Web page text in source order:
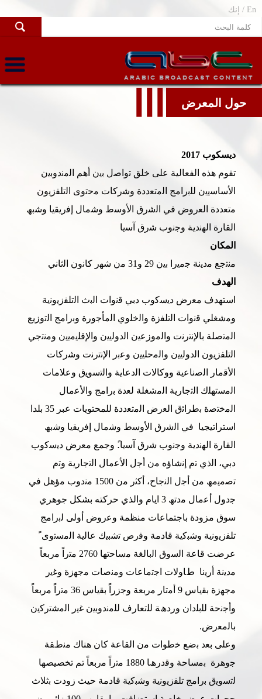
En / إنك
حول المعرض
ديسكوب 2017
تقوم هذه الفعالية على خلق ﺗواﺻل ﺑﯾن أھم اﻟﻣﻧدوﺑﯾن
اﻷﺳﺎﺳﯾﯾن ﻟﻠﺑراﻣﺞ اﻟﻣﺗﻌددة وﺷرﻛﺎت ﻣﺣﺗوى اﻟﺗﻠﻔزﯾون
ﻣﺗﻌددة اﻟﻌروض ﻓﻲ اﻟﺷرق اﻷوﺳط وﺷﻣﺎل إﻓرﯾﻘﯾﺎ وﺷﺑﮫ
اﻟﻘﺎرة اﻟﮭﻧدﯾﺔ وﺟﻧوب ﺷرق آﺳﯾﺎ
المكان
ﻣﻧﺗﺟﻊ ﻣدﯾﻧﺔ ﺟﻣﯾرا ﺑﯾن 29 و31 ﻣن ﺷﮭر ﻛﺎﻧون اﻟﺛﺎﻧﻲ
الهدف
استهدف ﻣﻌرض دﯾﺳﻛوب دﺑﻲ ﻗﻧوات اﻟﺑث اﻟﺗﻠﻔزﯾوﻧﯾﺔ
وﻣﺷﻐﻠﻲ ﻗﻧوات اﻟﺗﻠﻔزة واﻟﺧﻠوي اﻟﻣﺄﺟورة وﺑراﻣﺞ اﻟﺗوزﯾﻊ
اﻟﻣﺗﺻﻠﺔ ﺑﺎﻹﻧﺗرﻧت واﻟﻣوزﻋﯾن اﻟدوﻟﯾﯾن واﻹﻗﻠﯾﻣﯾﯾن وﻣﻧﺗﺟﻲ
اﻟﺗﻠﻔزﯾون اﻟدوﻟﯾﯾن واﻟﻣﺣﻠﯾﯾن وﻋﺑر اﻹﻧﺗرﻧت وﺷرﻛﺎت
اﻷﻗﻣﺎر اﻟﺻﻧﺎﻋﯾﺔ ووﻛﺎﻻت اﻟدﻋﺎﯾﺔ واﻟﺗﺳوﯾق وﻋﻼﻣﺎت
اﻟﻣﺳﺗﮭﻠك اﻟﺗﺟﺎرﯾﺔ اﻟﻣﺷﻐﻠﺔ ﻟﻌدة ﺑراﻣﺞ واﻷﻋﻣﺎل
اﻟﻣﺧﺗﺻة ﺑطراﺋق اﻟﻌرض اﻟﻣﺗﻌددة للمحتويات عبر 35 بلدا
استراتيجيا ﻓﻲ اﻟﺷرق اﻷوﺳط وﺷﻣﺎل إﻓرﯾﻘﯾﺎ وﺷﺑﮫ
اﻟﻘﺎرة اﻟﮭﻧدﯾﺔ وﺟﻧوب ﺷرق آﺳﯾﺎ.ً وجمع ﻣﻌرض دﯾﺳﻛوب
دﺑﻲ، اﻟذي ﺗم إﻧﺷﺎؤه ﻣن أﺟل اﻷﻋﻣﺎل اﻟﺗﺟﺎرﯾﺔ وﺗم
ﺗﺻﻣﯾﻣﮫ ﻣن أﺟل اﻟﻧﺟﺎح، أﻛﺛر ﻣن 1500 ﻣﻧدوب ﻣؤھل ﻓﻲ
ﺟدول أﻋﻣﺎل ﻣدﺗﮫ 3 ايام والذي حركته بشكل جوهري
سوق مزودة باجتماعات منظمة وﻋروض أوﻟﻰ ﻟﺑراﻣﺞ
ﺗﻠﻔزﯾوﻧﯾﺔ وﺷﺑﻛﯾﺔ ﻗﺎدﻣﺔ وﻓرص ﺗﺷﺑﯾك ﻋﺎﻟﯾﺔ اﻟﻣﺳﺗوى ً
عرضت ﻗﺎﻋﺔ اﻟﺳوق اﻟﺑﺎﻟﻐﺔ ﻣﺳﺎﺣﺗﮭﺎ 2760 ﻣﺗراً ﻣرﺑﻌﺎً
ﻣدﯾﻧﺔ أرﯾﻧﺎ طﺎوﻻت اﺟﺗﻣﺎﻋﺎت وﻣﻧﺻﺎت ﻣﺟﮭزة وﻏﯾر
ﻣﺟﮭزة ﺑﻘﯾﺎس 9 أﻣﺗﺎر ﻣرﺑﻌﺔ وﺟزراً ﺑﻘﯾﺎس 36 ﻣﺗراً ﻣرﺑﻌﺎً
وأﺟﻧﺣﺔ ﻟﻠﺑﻠدان وردھﺔ ﻟﻠﺗﻌﺎرف ﻟﻠﻣﻧدوﺑﯾن ﻏﯾر اﻟﻣﺷﺗرﻛﯾن
ﺑﺎﻟﻣﻌرض.
وﻋﻠﻰ ﺑﻌد ﺑﺿﻊ ﺧطوات ﻣن اﻟﻘﺎﻋﺔ كان هناك ﻣﻧطﻘﺔ
ﺟوھرة ﺑﻣﺳﺎﺣﺔ وﻗدرھﺎ 1880 ﻣﺗراً ﻣرﺑﻌﺎً تم تخصيصها
ﻟﺗﺳوﯾق ﺑراﻣﺞ ﺗﻠﻔزﯾوﻧﯾﺔ وﺷﺑﻛﯾﺔ ﻗﺎدﻣﺔ حيث زودت ﺑﺛﻼث